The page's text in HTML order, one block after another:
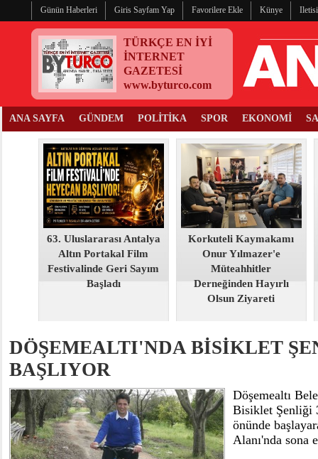
Günün Haberleri Giris Sayfam Yap Favorilere Ekle Künye
TÜRKÇE EN İYİ
İNTERNET
GAZETESİ
www.byturco.com
ANA SAYFA GÜNDEM POLİTİKA SPOR EKONOMİ
63. Uluslararası Antalya
Altın Portakal Film
Festivalinde Geri Sayım
Başladı
Korkuteli Kaymakamı
Onur Yılmazer'e
Müteahhitler
Derneğinden Hayırlı
Olsun Ziyareti
DÖŞEMEALTI'NDA BİSİKLET
BAŞLIYOR
Döşemealtı
Bisiklet Şenliği
önünde
Alanı'nda sona